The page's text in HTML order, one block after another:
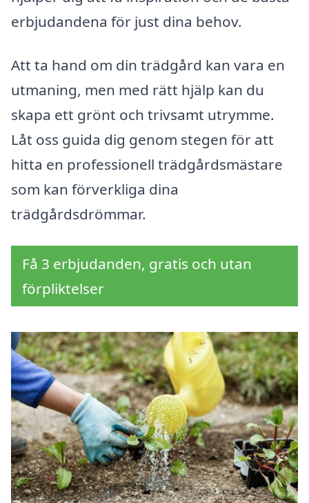
erbjudandena för just dina behov.
Att ta hand om din trädgård kan vara en
utmaning, men med rätt hjälp kan du
skapa ett grönt och trivsamt utrymme.
Låt oss guida dig genom stegen för att
hitta en professionell trädgårdsmästare
som kan förverkliga dina
trädgårdsdrömmar.
Få 3 erbjudanden, gratis och utan
förpliktelser